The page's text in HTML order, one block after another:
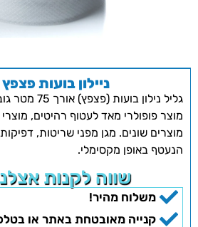
ניילון בועות פצפץ 1/75
גליל נילון בועות (פצפץ) אורך 75 מטר גובה 1 מטר.
מוצר פופולרי מאד לעטוף רהיטים,
מוצרים שונים. מגן מפני שריטות,
הנעטף באופן מקסימלי.
שווה לקנות
משלוח מהיר!
קנייה מאובטחת באתר או